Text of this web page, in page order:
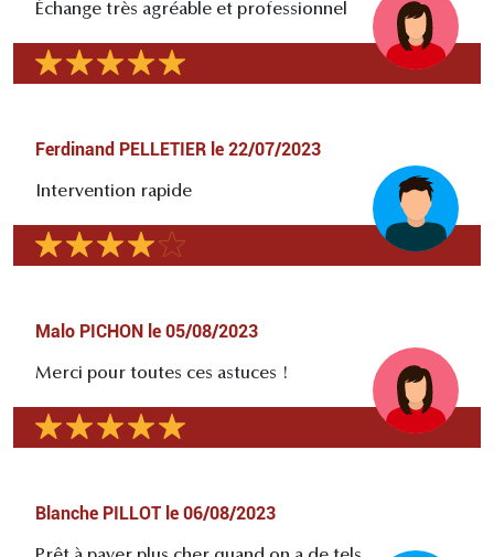
Échange très agréable et professionnel
Ferdinand PELLETIER le 22/07/2023
Intervention rapide
Malo PICHON le 05/08/2023
Merci pour toutes ces astuces !
Blanche PILLOT le 06/08/2023